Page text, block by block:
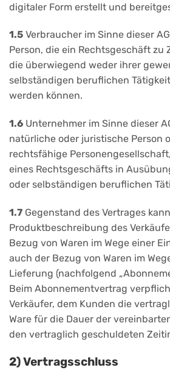
digitaler Form erstellt und
1.5 Verbraucher im Sinne dieser
Person, die ein Rechtsgeschäft zu
die überwiegend weder ihrer
selbständigen beruflichen
werden können.
1.6 Unternehmer im Sinne dieser
natürliche oder juristische Person
rechtsfähige
eines Rechtsgeschäfts in
oder selbständigen beruflichen
1.7 Gegenstand des Vertrages
Produktbeschreibung des
Bezug von Waren im Wege einer
auch der Bezug von Waren im
Lieferung (nachfolgend
Beim Abonnementvertrag
Verkäufer, dem Kunden die
Ware für die Dauer der
den vertraglich geschuldeten
2) Vertragsschluss